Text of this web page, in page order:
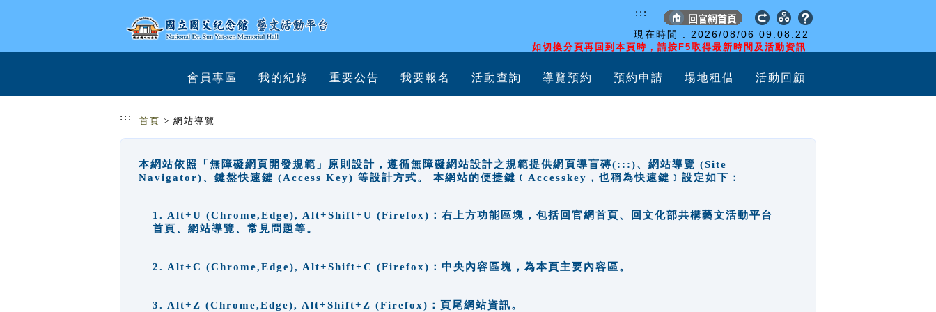
現在時間 : 2026/08/06 09:08:22
如切換分頁再回到本頁時，請按F5取得最新時間及活動資訊
:::
會員專區 我的紀錄 重要公告 我要報名 活動查詢 導覽預約 預約申請 場地租借 活動回顧
::: 首頁 > 網站導覽
本網站依照「無障礙網頁開發規範」原則設計，遵循無障礙網站設計之規範提供網頁導盲磚(:::)、網站導覽 (Site
Navigator)、鍵盤快速鍵 (Access Key) 等設計方式。 本網站的便捷鍵﹝Accesskey，也稱為快速鍵﹞設定如下：
1. Alt+U (Chrome,Edge), Alt+Shift+U (Firefox)：右上方功能區塊，包括回官網首頁、回文化部共構藝文活動平台
首頁、網站導覽、常見問題等。
2. Alt+C (Chrome,Edge), Alt+Shift+C (Firefox)：中央內容區塊，為本頁主要內容區。
3. Alt+Z (Chrome,Edge), Alt+Shift+Z (Firefox)：頁尾網站資訊。